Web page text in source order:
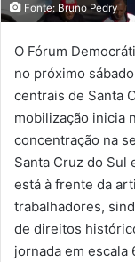
Fonte: Bruno Pedry
O Fórum
no próximo
centrais de Santa
mobilização inicia
concentração na
Santa Cruz do Sul
está à frente da
trabalhadores,
de direitos
jornada em escala